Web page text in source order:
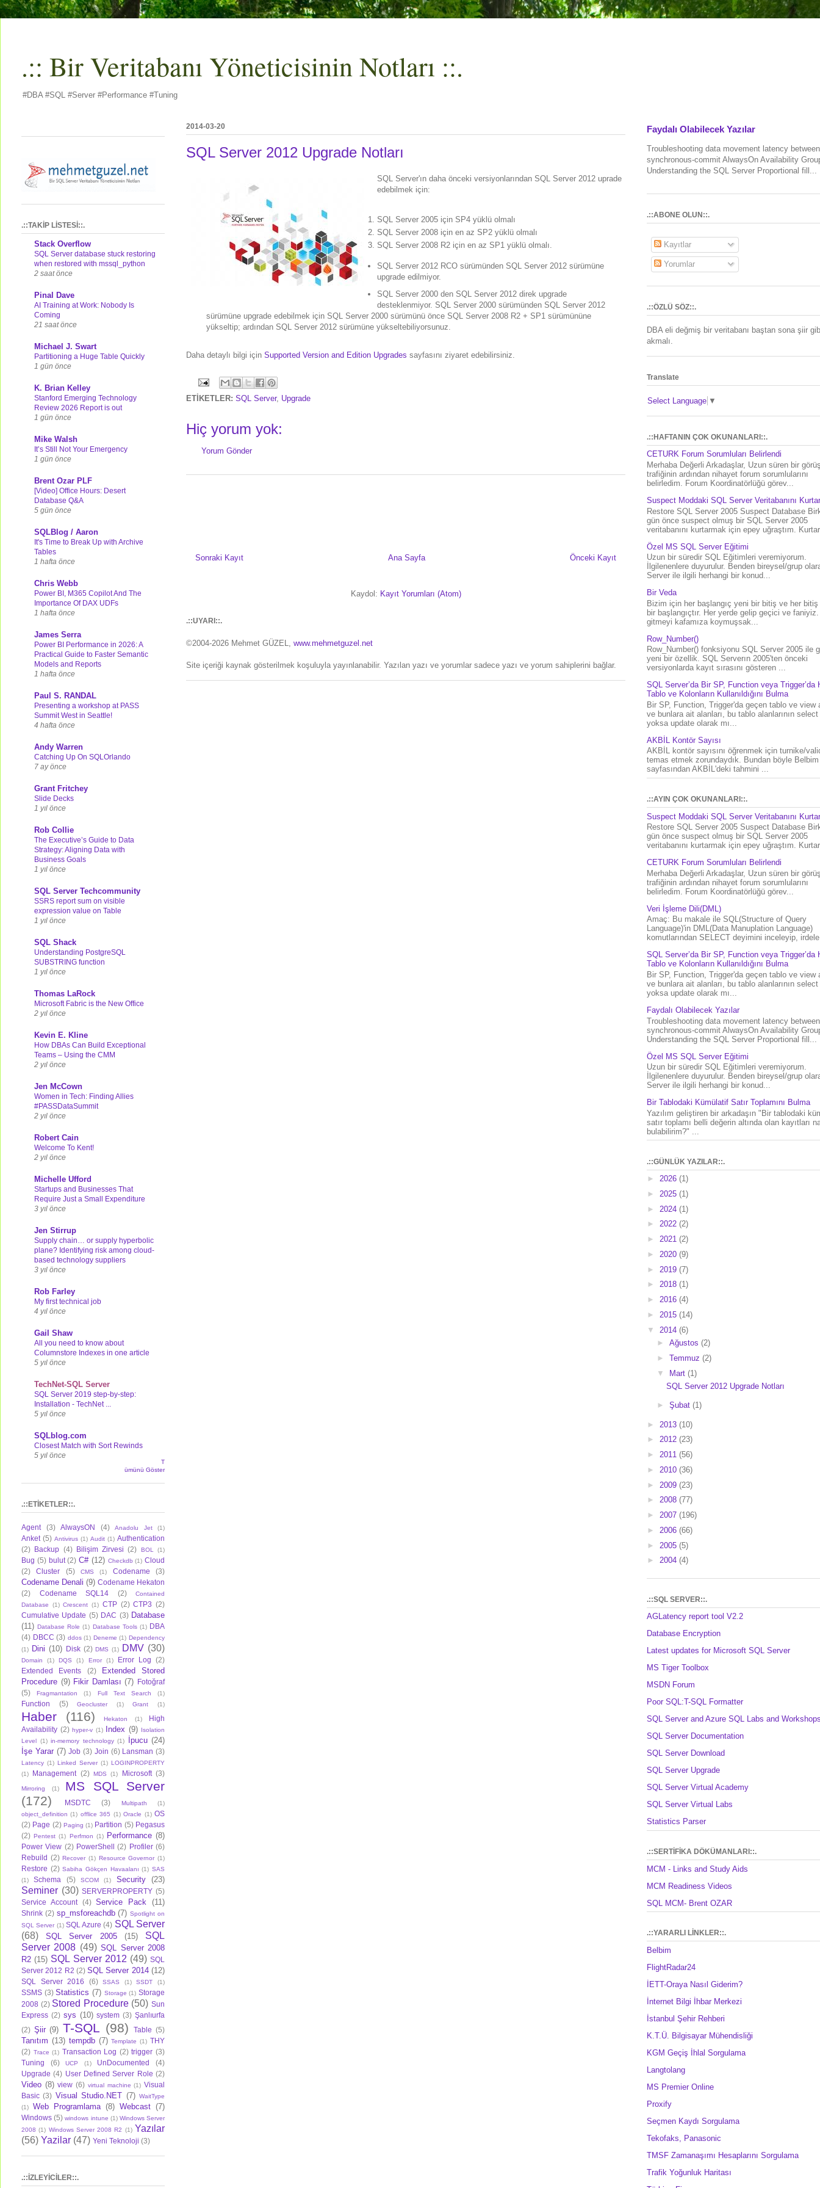
.:: Bir Veritabanı Yöneticisinin Notları ::.
#DBA #SQL #Server #Performance #Tuning
2014-03-20
SQL Server 2012 Upgrade Notları
SQL Server'ın daha önceki versiyonlarından SQL Server 2012 uprade
edebilmek için:
SQL Server 2005 için SP4 yüklü olmalı
SQL Server 2008 için en az SP2 yüklü olmalı
SQL Server 2008 R2 için en az SP1 yüklü olmalı.
SQL Server 2012 RCO sürümünden SQL Server 2012 sürümüne
upgrade edilmiyor.
SQL Server 2000 den SQL Server 2012 direk upgrade
desteklenmiyor. SQL Server 2000 sürümünden SQL Server 2012
sürümüne upgrade edebilmek için SQL Server 2000 sürümünü önce SQL Server 2008 R2 + SP1 sürümününe
yükseltip; ardından SQL Server 2012 sürümüne yükseltebiliyorsunuz.
Daha detaylı bilgi için Supported Version and Edition Upgrades sayfasını ziyaret edebilirsiniz.
ETİKETLER: SQL Server, Upgrade
Hiç yorum yok:
Yorum Gönder
Sonraki Kayıt Önceki Kayıt
Ana Sayfa
Kaydol: Kayıt Yorumları (Atom)
.::UYARI::.
©2004-2026 Mehmet GÜZEL, www.mehmetguzel.net
Site içeriği kaynak gösterilmek koşuluyla yayınlanabilir. Yazılan yazı ve yorumlar sadece yazı ve yorum sahiplerini bağlar.
.::TAKİP LİSTESİ::.
Stack Overflow
SQL Server database stuck restoring
when restored with mssql_python
2 saat önce
Pinal Dave
AI Training at Work: Nobody Is
Coming
21 saat önce
Michael J. Swart
Partitioning a Huge Table Quickly
1 gün önce
K. Brian Kelley
Stanford Emerging Technology
Review 2026 Report is out
1 gün önce
Mike Walsh
It’s Still Not Your Emergency
1 gün önce
Brent Ozar PLF
[Video] Office Hours: Desert
Database Q&A
5 gün önce
SQLBlog / Aaron
It's Time to Break Up with Archive
Tables
1 hafta önce
Chris Webb
Power BI, M365 Copilot And The
Importance Of DAX UDFs
1 hafta önce
James Serra
Power BI Performance in 2026: A
Practical Guide to Faster Semantic
Models and Reports
1 hafta önce
Paul S. RANDAL
Presenting a workshop at PASS
Summit West in Seattle!
4 hafta önce
Andy Warren
Catching Up On SQLOrlando
7 ay önce
Grant Fritchey
Slide Decks
1 yıl önce
Rob Collie
The Executive’s Guide to Data
Strategy: Aligning Data with
Business Goals
1 yıl önce
SQL Server Techcommunity
SSRS report sum on visible
expression value on Table
1 yıl önce
SQL Shack
Understanding PostgreSQL
SUBSTRING function
1 yıl önce
Thomas LaRock
Microsoft Fabric is the New Office
2 yıl önce
Kevin E. Kline
How DBAs Can Build Exceptional
Teams – Using the CMM
2 yıl önce
Jen McCown
Women in Tech: Finding Allies
#PASSDataSummit
2 yıl önce
Robert Cain
Welcome To Kent!
2 yıl önce
Michelle Ufford
Startups and Businesses That
Require Just a Small Expenditure
3 yıl önce
Jen Stirrup
Supply chain… or supply hyperbolic
plane? Identifying risk among cloud-
based technology suppliers
3 yıl önce
Rob Farley
My first technical job
4 yıl önce
Gail Shaw
All you need to know about
Columnstore Indexes in one article
5 yıl önce
TechNet-SQL Server
SQL Server 2019 step-by-step:
Installation - TechNet ...
5 yıl önce
SQLblog.com
Closest Match with Sort Rewinds
5 yıl önce
T
ümünü Göster
.::ETİKETLER::.
Agent (3) AlwaysON (4) Anadolu Jet (1)
Anket (5) Antivirus (1) Audit (1) Authentication
(2)
Backup (4) Bilişim Zirvesi (2) BOL (1)
Bug (5) bulut (2) C# (12) Checkdb (1) Cloud
(2)
Cluster (5) CMS (1) Codename (3)
Codename Denali (9) Codename Hekaton
(2)
Codename SQL14 (2)
Contained
Database
(1) Crescent (1) CTP (2) CTP3 (2)
Cumulative Update (5) DAC (3) Database
(11) Database Role (1) Database Tools (1) DBA
(4) DBCC (3) ddos (1) Deneme (1) Dependency
(1)
Dini (10) Disk (2) DMS (1) DMV (30)
Domain (1) DQS (1) Error (1) Error Log
(2)
Extended Events
(2)
Extended Stored
Procedure (9) Fikir Damlası (7)
Fotoğraf
(5)
Fragmantation (1) Full Text Search (1)
Function (5) Geocluster (1) Grant (1)
Haber (116) Hekaton (1)
High
Availability (2) hyper-v (1) Index (9)
Isolation
Level
(1) in-memory technology (1) İpucu (24)
İşe Yarar (7) Job (3) Join (6) Lansman (3)
Latency (1) Linked Server (1) LOGINPROPERTY
(1)
Management (2) MDS (1) Microsoft (3)
Mirroring (1)
MS SQL Server
(172)
MSDTC (3) Multipath
(1)
object_definition (1) offlice 365 (1) Oracle (1) OS
(2) Page (2) Paging (1) Partition (5) Pegasus
(2) Pentest (1) Perfmon (1) Performance (8)
Power View (2) PowerShell (2) Profiler (6)
Rebuild (2) Recover (1) Resource Governor (1)
Restore (2) Sabiha Gökçen Havaalanı (1) SAS
(1)
Schema (5) SCOM (1) Security (23)
Seminer (30) SERVERPROPERTY (5)
Service Account
(4) Service Pack (11)
Shrink (2) sp_msforeachdb (7) Spotlight on
SQL Server (1) SQL Azure (4) SQL Server
(68)
SQL Server 2005 (15)
SQL
Server 2008 (49) SQL Server 2008
R2 (15) SQL Server 2012 (49) SQL
Server 2012 R2 (2) SQL Server 2014 (12)
SQL Server 2016 (6) SSAS (1) SSDT (1)
SSMS (3) Statistics (7) Storage (1) Storage
2008 (2) Stored Procedure (50) Sun
Express (2) sys (10) system (3) Şanlıurfa
(2) Şiir (9) T-SQL (98) Table (5)
Tanıtım (13) tempdb (7) Template (1) THY
(2) Trace (1) Transaction Log (2) trigger (3)
Tuning
(6) UCP (1) UnDocumented
(4)
Upgrade (4) User Defined Server Role (2)
Video (8) view (6) virtual machine (1) Visual
Basic (3) Visual Studio.NET (7) WaitType
(1)
Web Programlama (8) Webcast (7)
Windows (5) windows intune (1) Windows Server
2008 (1) Windows Server 2008 R2 (1) Yazılar
(56) Yazilar (47) Yeni Teknoloji (3)
.::İZLEYİCİLER::.
Faydalı Olabilecek Yazılar
Troubleshooting data movement latency between
synchronous-commit AlwaysOn Availability
Understanding the SQL Server Proportional fill...
.::ABONE OLUN::.
Kayıtlar
Yorumlar
.::ÖZLÜ SÖZ::.
DBA eli değmiş bir veritabanı baştan sona şiir
akmalı.
Translate
Select Language ▼
.::HAFTANIN ÇOK OKUNANLARI::.
CETURK Forum Sorumluları Belirlendi
Merhaba Değerli Arkadaşlar, Uzun süren bir
trafiğinin ardından nihayet forum sorumlularını
belirledim. Forum Koordinatörlüğü görev...
Suspect Moddaki SQL Server Veritabanını
Restore SQL Server 2005 Suspect Database
gün önce suspect olmuş bir SQL Server 2005
veritabanını kurtarmak için epey uğraştım.
Özel MS SQL Server Eğitimi
Uzun bir süredir SQL Eğitimleri veremiyorum.
İlgilenenlere duyurulur. Benden bireysel/grup
Server ile ilgili herhangi bir konud...
Bir Veda
Bizim için her başlangıç yeni bir bitiş ve her
bir başlangıçtır. Her yerde gelip geçici ve
gitmeyi kafamıza koymuşsak...
Row_Number()
Row_Number() fonksiyonu SQL Server 2005 ile
yeni bir özellik. SQL Serverın 2005'ten önceki
versiyonlarda kayıt sırasını gösteren ...
SQL Server’da Bir SP, Function veya Trigger’da
Tablo ve Kolonların Kullanıldığını Bulma
Bir SP, Function, Trigger'da geçen tablo ve view
ve bunlara ait alanları, bu tablo alanlarının
yoksa update olarak mı...
AKBİL Kontör Sayısı
AKBİL kontör sayısını öğrenmek için turnike/
temas etmek zorundaydık. Bundan böyle
sayfasından AKBİL'deki tahmini ...
.::AYIN ÇOK OKUNANLARI::.
Suspect Moddaki SQL Server Veritabanını
Restore SQL Server 2005 Suspect Database
gün önce suspect olmuş bir SQL Server 2005
veritabanını kurtarmak için epey uğraştım.
CETURK Forum Sorumluları Belirlendi
Merhaba Değerli Arkadaşlar, Uzun süren bir
trafiğinin ardından nihayet forum sorumlularını
belirledim. Forum Koordinatörlüğü görev...
Veri İşleme Dili(DML)
Amaç: Bu makale ile SQL(Structure of Query
Language)'in DML(Data Manuplation Language)
komutlarından SELECT deyimini inceleyip,
SQL Server’da Bir SP, Function veya Trigger’da
Tablo ve Kolonların Kullanıldığını Bulma
Bir SP, Function, Trigger'da geçen tablo ve view
ve bunlara ait alanları, bu tablo alanlarının
yoksa update olarak mı...
Faydalı Olabilecek Yazılar
Troubleshooting data movement latency between
synchronous-commit AlwaysOn Availability
Understanding the SQL Server Proportional fill...
Özel MS SQL Server Eğitimi
Uzun bir süredir SQL Eğitimleri veremiyorum.
İlgilenenlere duyurulur. Benden bireysel/grup
Server ile ilgili herhangi bir konud...
Bir Tablodaki Kümülatif Satır Toplamını Bulma
Yazılım geliştiren bir arkadaşın "Bir tablodaki
satır toplamı belli değerin altında olan kayıtları
bulabilirim?" ...
.::GÜNLÜK YAZILAR::.
► 2026 (1)
► 2025 (1)
► 2024 (1)
► 2022 (2)
► 2021 (2)
► 2020 (9)
► 2019 (7)
► 2018 (1)
► 2016 (4)
► 2015 (14)
▼ 2014 (6)
► Ağustos (2)
► Temmuz (2)
▼ Mart (1)
SQL Server 2012 Upgrade Notları
► Şubat (1)
► 2013 (10)
► 2012 (23)
► 2011 (56)
► 2010 (36)
► 2009 (23)
► 2008 (77)
► 2007 (196)
► 2006 (66)
► 2005 (5)
► 2004 (4)
.::SQL SERVER::.
AGLatency report tool V2.2
Database Encryption
Latest updates for Microsoft SQL Server
MS Tiger Toolbox
MSDN Forum
Poor SQL:T-SQL Formatter
SQL Server and Azure SQL Labs and
SQL Server Documentation
SQL Server Download
SQL Server Upgrade
SQL Server Virtual Academy
SQL Server Virtual Labs
Statistics Parser
.::SERTİFİKA DÖKÜMANLARI::.
MCM - Links and Study Aids
MCM Readiness Videos
SQL MCM- Brent OZAR
.::YARARLI LİNKLER::.
Belbim
FlightRadar24
İETT-Oraya Nasıl Giderim?
İnternet Bilgi İhbar Merkezi
İstanbul Şehir Rehberi
K.T.Ü. Bilgisayar Mühendisliği
KGM Geçiş İhlal Sorgulama
Langtolang
MS Premier Online
Proxify
Seçmen Kaydı Sorgulama
Tekofaks, Panasonic
TMSF Zamanaşımı Hesaplarını Sorgulama
Trafik Yoğunluk Haritası